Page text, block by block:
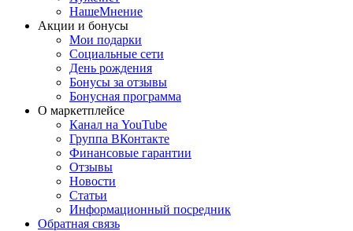
НашеМнение
Акции и бонусы
Мои подарки
Социальные сети
День рождения
Бонусы за отзывы
Бонусная программа
О маркетплейсе
Канал на YouTube
Группа ВКонтакте
Финансовые гарантии
Отзывы
Новости
Статьи
Информационный посредник
Обратная связь